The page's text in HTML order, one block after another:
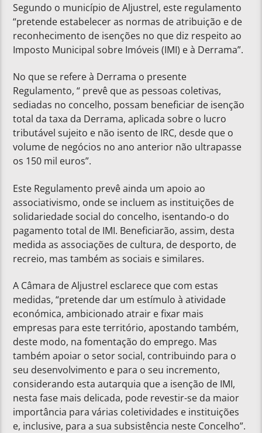
Segundo o município de Aljustrel, este regulamento
“pretende estabelecer as normas de atribuição e de
reconhecimento de isenções no que diz respeito ao
Imposto Municipal sobre Imóveis (IMI) e à Derrama”.
No que se refere à Derrama o presente
Regulamento, “ prevê que as pessoas coletivas,
sediadas no concelho, possam beneficiar de isenção
total da taxa da Derrama, aplicada sobre o lucro
tributável sujeito e não isento de IRC, desde que o
volume de negócios no ano anterior não ultrapasse
os 150 mil euros”.
Este Regulamento prevê ainda um apoio ao
associativismo, onde se incluem as instituições de
solidariedade social do concelho, isentando-o do
pagamento total de IMI. Beneficiarão, assim, desta
medida as associações de cultura, de desporto, de
recreio, mas também as sociais e similares.
A Câmara de Aljustrel esclarece que com estas
medidas, “pretende dar um estímulo à atividade
económica, ambicionado atrair e fixar mais
empresas para este território, apostando também,
deste modo, na fomentação do emprego. Mas
também apoiar o setor social, contribuindo para o
seu desenvolvimento e para o seu incremento,
considerando esta autarquia que a isenção de IMI,
nesta fase mais delicada, pode revestir-se da maior
importância para várias coletividades e instituições
e, inclusive, para a sua subsistência neste Concelho”.